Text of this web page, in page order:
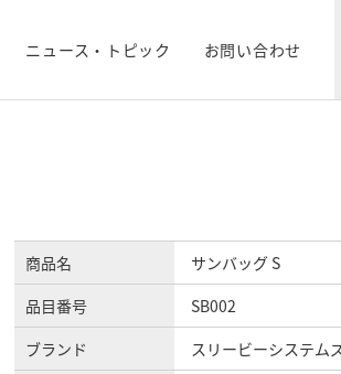
ニュース・トピック
お問い合わせ
商品名
サンバッグ S
品目番号
SB002
ブランド
スリービーシステム